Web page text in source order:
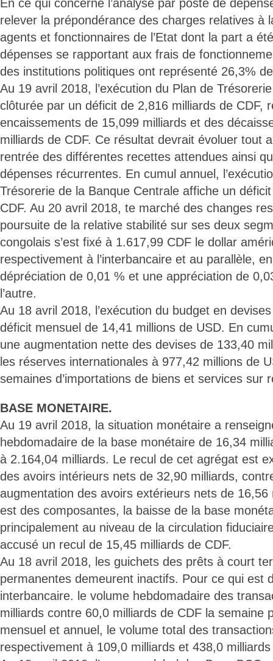
En ce qui concerne l’analyse par poste de
relever la prépondérance des charges relatives à
agents et fonctionnaires de l’Etat dont la part a
dépenses se rapportant aux frais de
des institutions politiques ont représenté 26,3%
Au 19 avril 2018, l’exécution du Plan de
clôturée par un déficit de 2,816 milliards de CDF,
encaissements de 15,099 milliards et des
milliards de CDF. Ce résultat devrait évoluer tout
rentrée des différentes recettes attendues ainsi
dépenses récurrentes. En cumul annuel,
Trésorerie de la Banque Centrale affiche un
CDF. Au 20 avril 2018, te marché des changes
poursuite de la relative stabilité sur ses deux
congolais s’est fixé à 1.617,99 CDF le dollar
respectivement à l’interbancaire et au parallèle,
dépréciation de 0,01 % et une appréciation de
l’autre.
Au 18 avril 2018, l’exécution du budget en
déficit mensuel de 14,41 millions de USD. En
une augmentation nette des devises de 133,40
les réserves internationales à 977,42 millions de
semaines d’importations de biens et services sur
BASE MONETAIRE.
Au 19 avril 2018, la situation monétaire a
hebdomadaire de la base monétaire de 16,34
à 2.164,04 milliards. Le recul de cet agrégat est
des avoirs intérieurs nets de 32,90 milliards,
augmentation des avoirs extérieurs nets de 16,56
est des composantes, la baisse de la base
principalement au niveau de la circulation
accusé un recul de 15,45 milliards de CDF.
Au 18 avril 2018, les guichets des prêts à court
permanentes demeurent inactifs. Pour ce qui est
interbancaire. le volume hebdomadaire des
milliards contre 60,0 milliards de CDF la semaine
mensuel et annuel, le volume total des
respectivement à 109,0 milliards et 438,0 milliards